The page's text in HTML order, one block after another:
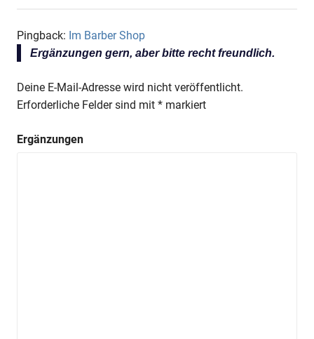
Pingback: Im Barber Shop
Ergänzungen gern, aber bitte recht freundlich.
Deine E-Mail-Adresse wird nicht veröffentlicht.
Erforderliche Felder sind mit * markiert
Ergänzungen